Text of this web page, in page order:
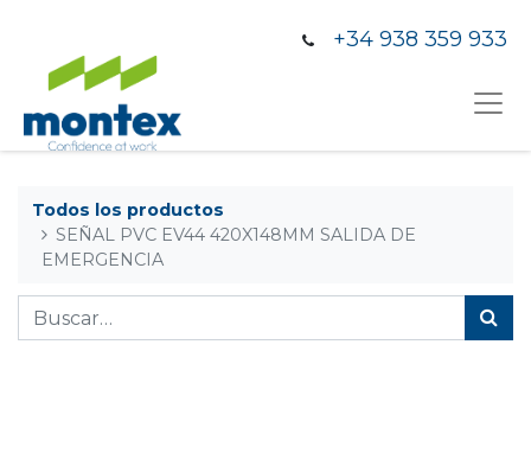
+34 938 359 933
Todos los productos
SEÑAL PVC EV44 420X148MM SALIDA DE
EMERGENCIA